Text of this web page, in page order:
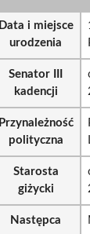
Data i miejsce
urodzenia
Senator III
kadencji
Przynależność
polityczna
Starosta
giżycki
Następca